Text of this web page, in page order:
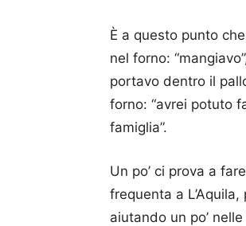
È a questo punto
nel forno:
portavo dentro il
forno: “avrei potuto
famiglia”.
Un po’ ci prova a
frequenta a
aiutando un po’